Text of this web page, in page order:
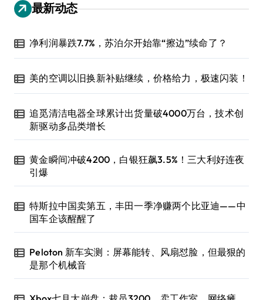
最新动态
净利润暴跌7.7%，苏泊尔开始靠“擦边”续命了？
美的空调以旧换新补贴继续，价格给力，极速闪装！
追觅清洁电器全球累计出货量破4000万台，技术创
新驱动多品类增长
黄金瞬间冲破4200，白银狂飙3.5%！三大利好连夜
引爆
特斯拉中国卖第五，丰田一季净赚两个比亚迪——中
国车企该醒醒了
Peloton 新车实测：屏幕能转、风扇怼脸，但最狠的
是那个机械音